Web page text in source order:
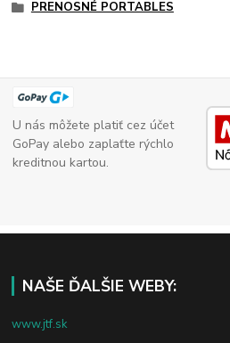
PRENOSNÉ PORTABLES
U nás môžete platiť cez účet
GoPay alebo zaplaťte rýchlo
kreditnou kartou.
NAŠE ĎALŠIE WEBY:
www.jtf.sk